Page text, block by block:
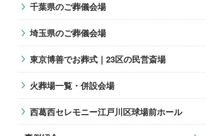
千葉県のご葬儀会場
埼玉県のご葬儀会場
東京博善でお葬式｜23区の民営斎場
火葬場一覧・併設会場
西葛西セレモニー江戸川区球場前ホール